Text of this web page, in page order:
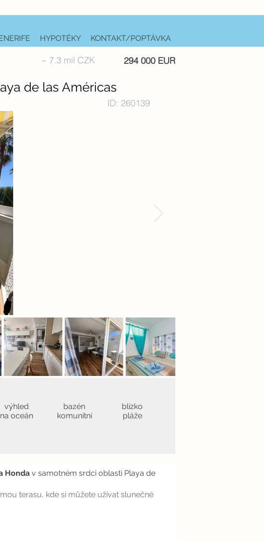
HYPOTÉKY KONTAKT/POPTÁVKA
~ 7.3 mil CZK 294 000 EUR
de las Américas
ID: 260139
výhled
na oceán
bazén
komunitní
blízko
pláže
Honda v samotném srdci oblasti Playa de
terasu, kde si můžete užívat slunečné